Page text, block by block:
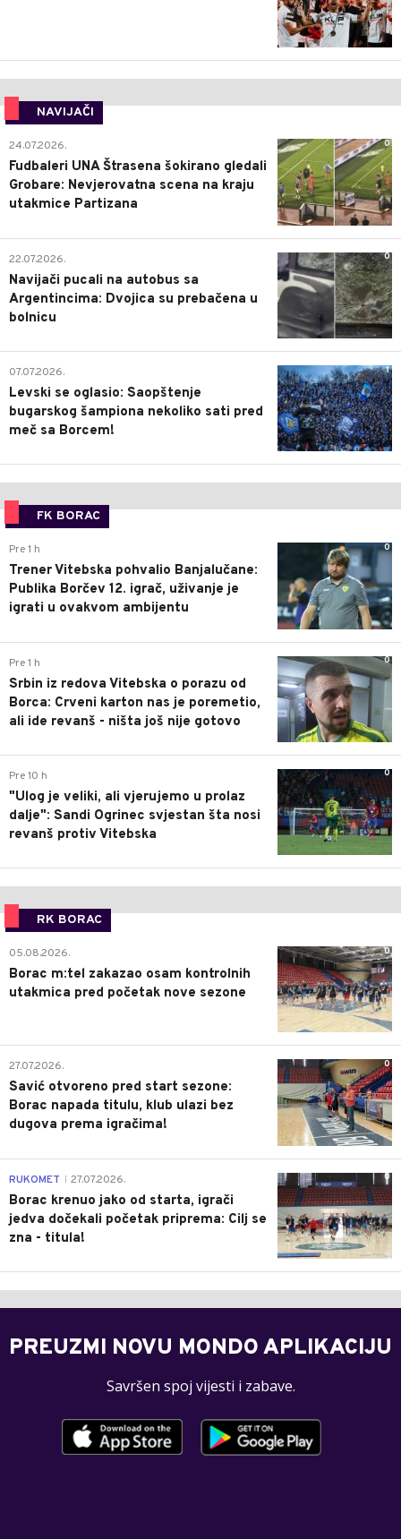
NAVIJAČI
0
24.07.2026.
Fudbaleri UNA Štrasena šokirano gledali
Grobare: Nevjerovatna scena na kraju
utakmice Partizana
0
22.07.2026.
Navijači pucali na autobus sa
Argentincima: Dvojica su prebačena u
bolnicu
1
07.07.2026.
Levski se oglasio: Saopštenje
bugarskog šampiona nekoliko sati pred
meč sa Borcem!
FK BORAC
0
Pre 1 h
Trener Vitebska pohvalio Banjalučane:
Publika Borčev 12. igrač, uživanje je
igrati u ovakvom ambijentu
0
Pre 1 h
Srbin iz redova Vitebska o porazu od
Borca: Crveni karton nas je poremetio,
ali ide revanš - ništa još nije gotovo
0
Pre 10 h
"Ulog je veliki, ali vjerujemo u prolaz
dalje": Sandi Ogrinec svjestan šta nosi
revanš protiv Vitebska
RK BORAC
0
05.08.2026.
Borac m:tel zakazao osam kontrolnih
utakmica pred početak nove sezone
0
27.07.2026.
Savić otvoreno pred start sezone:
Borac napada titulu, klub ulazi bez
dugova prema igračima!
0
RUKOMET 27.07.2026.
Borac krenuo jako od starta, igrači
jedva dočekali početak priprema: Cilj se
zna - titula!
PREUZMI NOVU MONDO APLIKACIJU
Savršen spoj vijesti i zabave.